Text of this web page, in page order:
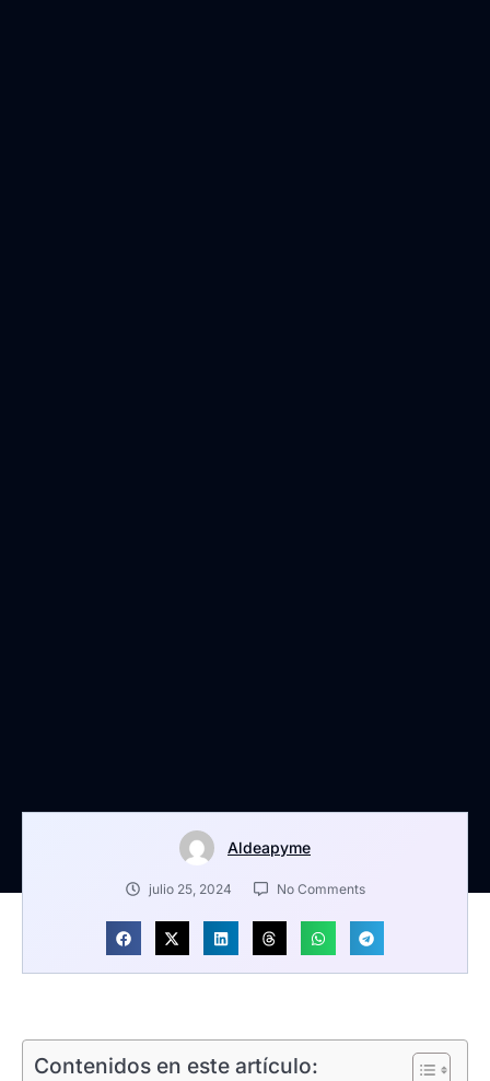
Aldeapyme
julio 25, 2024 No Comments
Contenidos en este artículo: